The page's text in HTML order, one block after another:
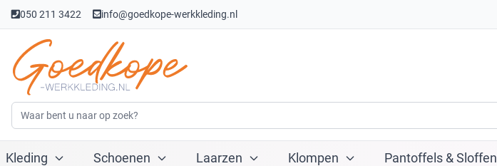
050 211 3422 info@goedkope-werkkleding.nl
Kleding Schoenen Laarzen Klompen Pantoffels & Sloffen